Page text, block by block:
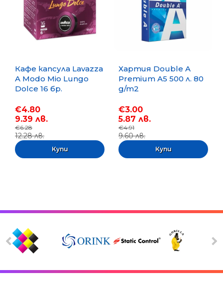
Кафе капсула Lavazza
A Modo Mio Lungo
Dolce 16 бр.
€4.80
9.39 лв.
€6.28
12.28 лв.
Хартия Double A
Premium A5 500 л. 80
g/m2
€3.00
5.87 лв.
€4.91
9.60 лв.